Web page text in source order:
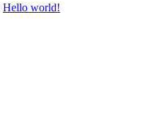
Hello world!